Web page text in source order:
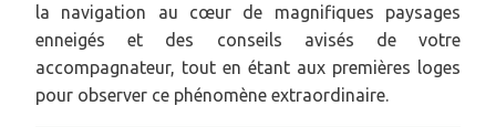
la navigation au cœur de magnifiques paysages
enneigés et des conseils avisés de votre
accompagnateur, tout en étant aux premières loges
pour observer ce phénomène extraordinaire.